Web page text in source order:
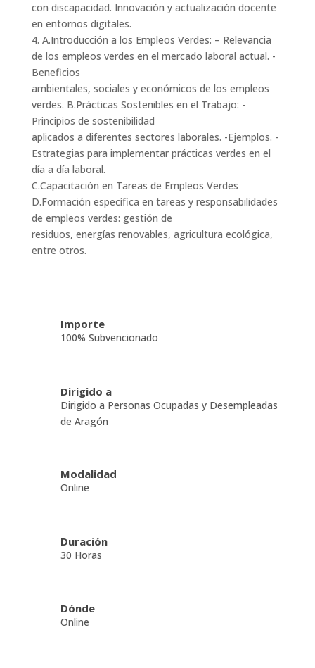
con discapacidad. Innovación y actualización docente
en entornos digitales.
4. A.Introducción a los Empleos Verdes: – Relevancia
de los empleos verdes en el mercado laboral actual. -
Beneficios
ambientales, sociales y económicos de los empleos
verdes. B.Prácticas Sostenibles en el Trabajo: -
Principios de sostenibilidad
aplicados a diferentes sectores laborales. -Ejemplos. -
Estrategias para implementar prácticas verdes en el
día a día laboral.
C.Capacitación en Tareas de Empleos Verdes
D.Formación específica en tareas y responsabilidades
de empleos verdes: gestión de
residuos, energías renovables, agricultura ecológica,
entre otros.
Importe
100% Subvencionado
Dirigido a
Dirigido a Personas Ocupadas y Desempleadas
de Aragón
Modalidad
Online
Duración
30 Horas
Dónde
Online